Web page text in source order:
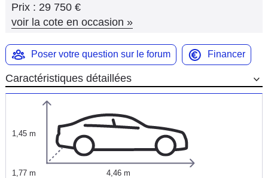
Marques
Prix : 29 750 €
voir la cote en occasion »
Poser votre question sur le forum Financer
Caractéristiques détaillées
1,45 m
1,77 m 4,46 m